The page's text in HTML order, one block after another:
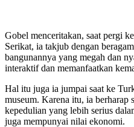
Gobel menceritakan, saat pergi
Serikat, ia takjub dengan
bangunannya yang megah dan
interaktif dan memanfaatkan
Hal itu juga ia jumpai saat ke
museum. Karena itu, ia berharap
kepedulian yang lebih serius
juga mempunyai nilai ekonomi.